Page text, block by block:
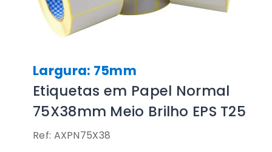
Largura: 75mm
Etiquetas em Papel Normal
75X38mm Meio Brilho EPS T25
Ref: AXPN75X38